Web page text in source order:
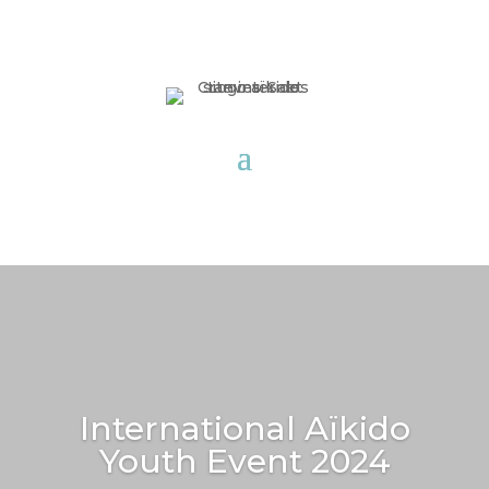
International Aïkido
Youth Event 2024